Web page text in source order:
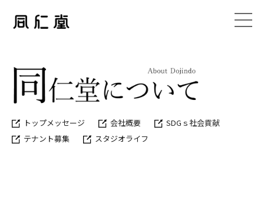
トップメッセージ 会社概要
SDGｓ社会貢献
テナント募集
スタジオライフ